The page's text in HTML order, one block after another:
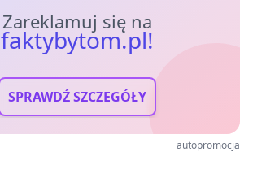
Zareklamuj się na
faktybytom.pl!
SPRAWDŹ SZCZEGÓŁY
autopromocja